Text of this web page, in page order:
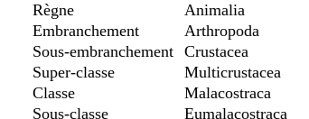
Règne
Animalia
Embranchement
Arthropoda
Sous-embranchement Crustacea
Super-classe
Multicrustacea
Classe
Malacostraca
Sous-classe
Eumalacostraca